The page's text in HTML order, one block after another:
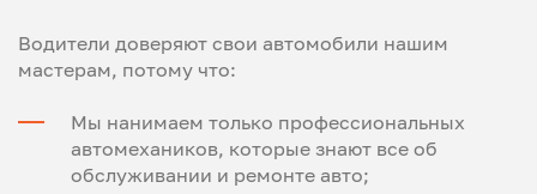
Водители доверяют свои автомобили нашим
мастерам, потому что:
Мы нанимаем только профессиональных
автомехаников, которые знают все об
обслуживании и ремонте авто;